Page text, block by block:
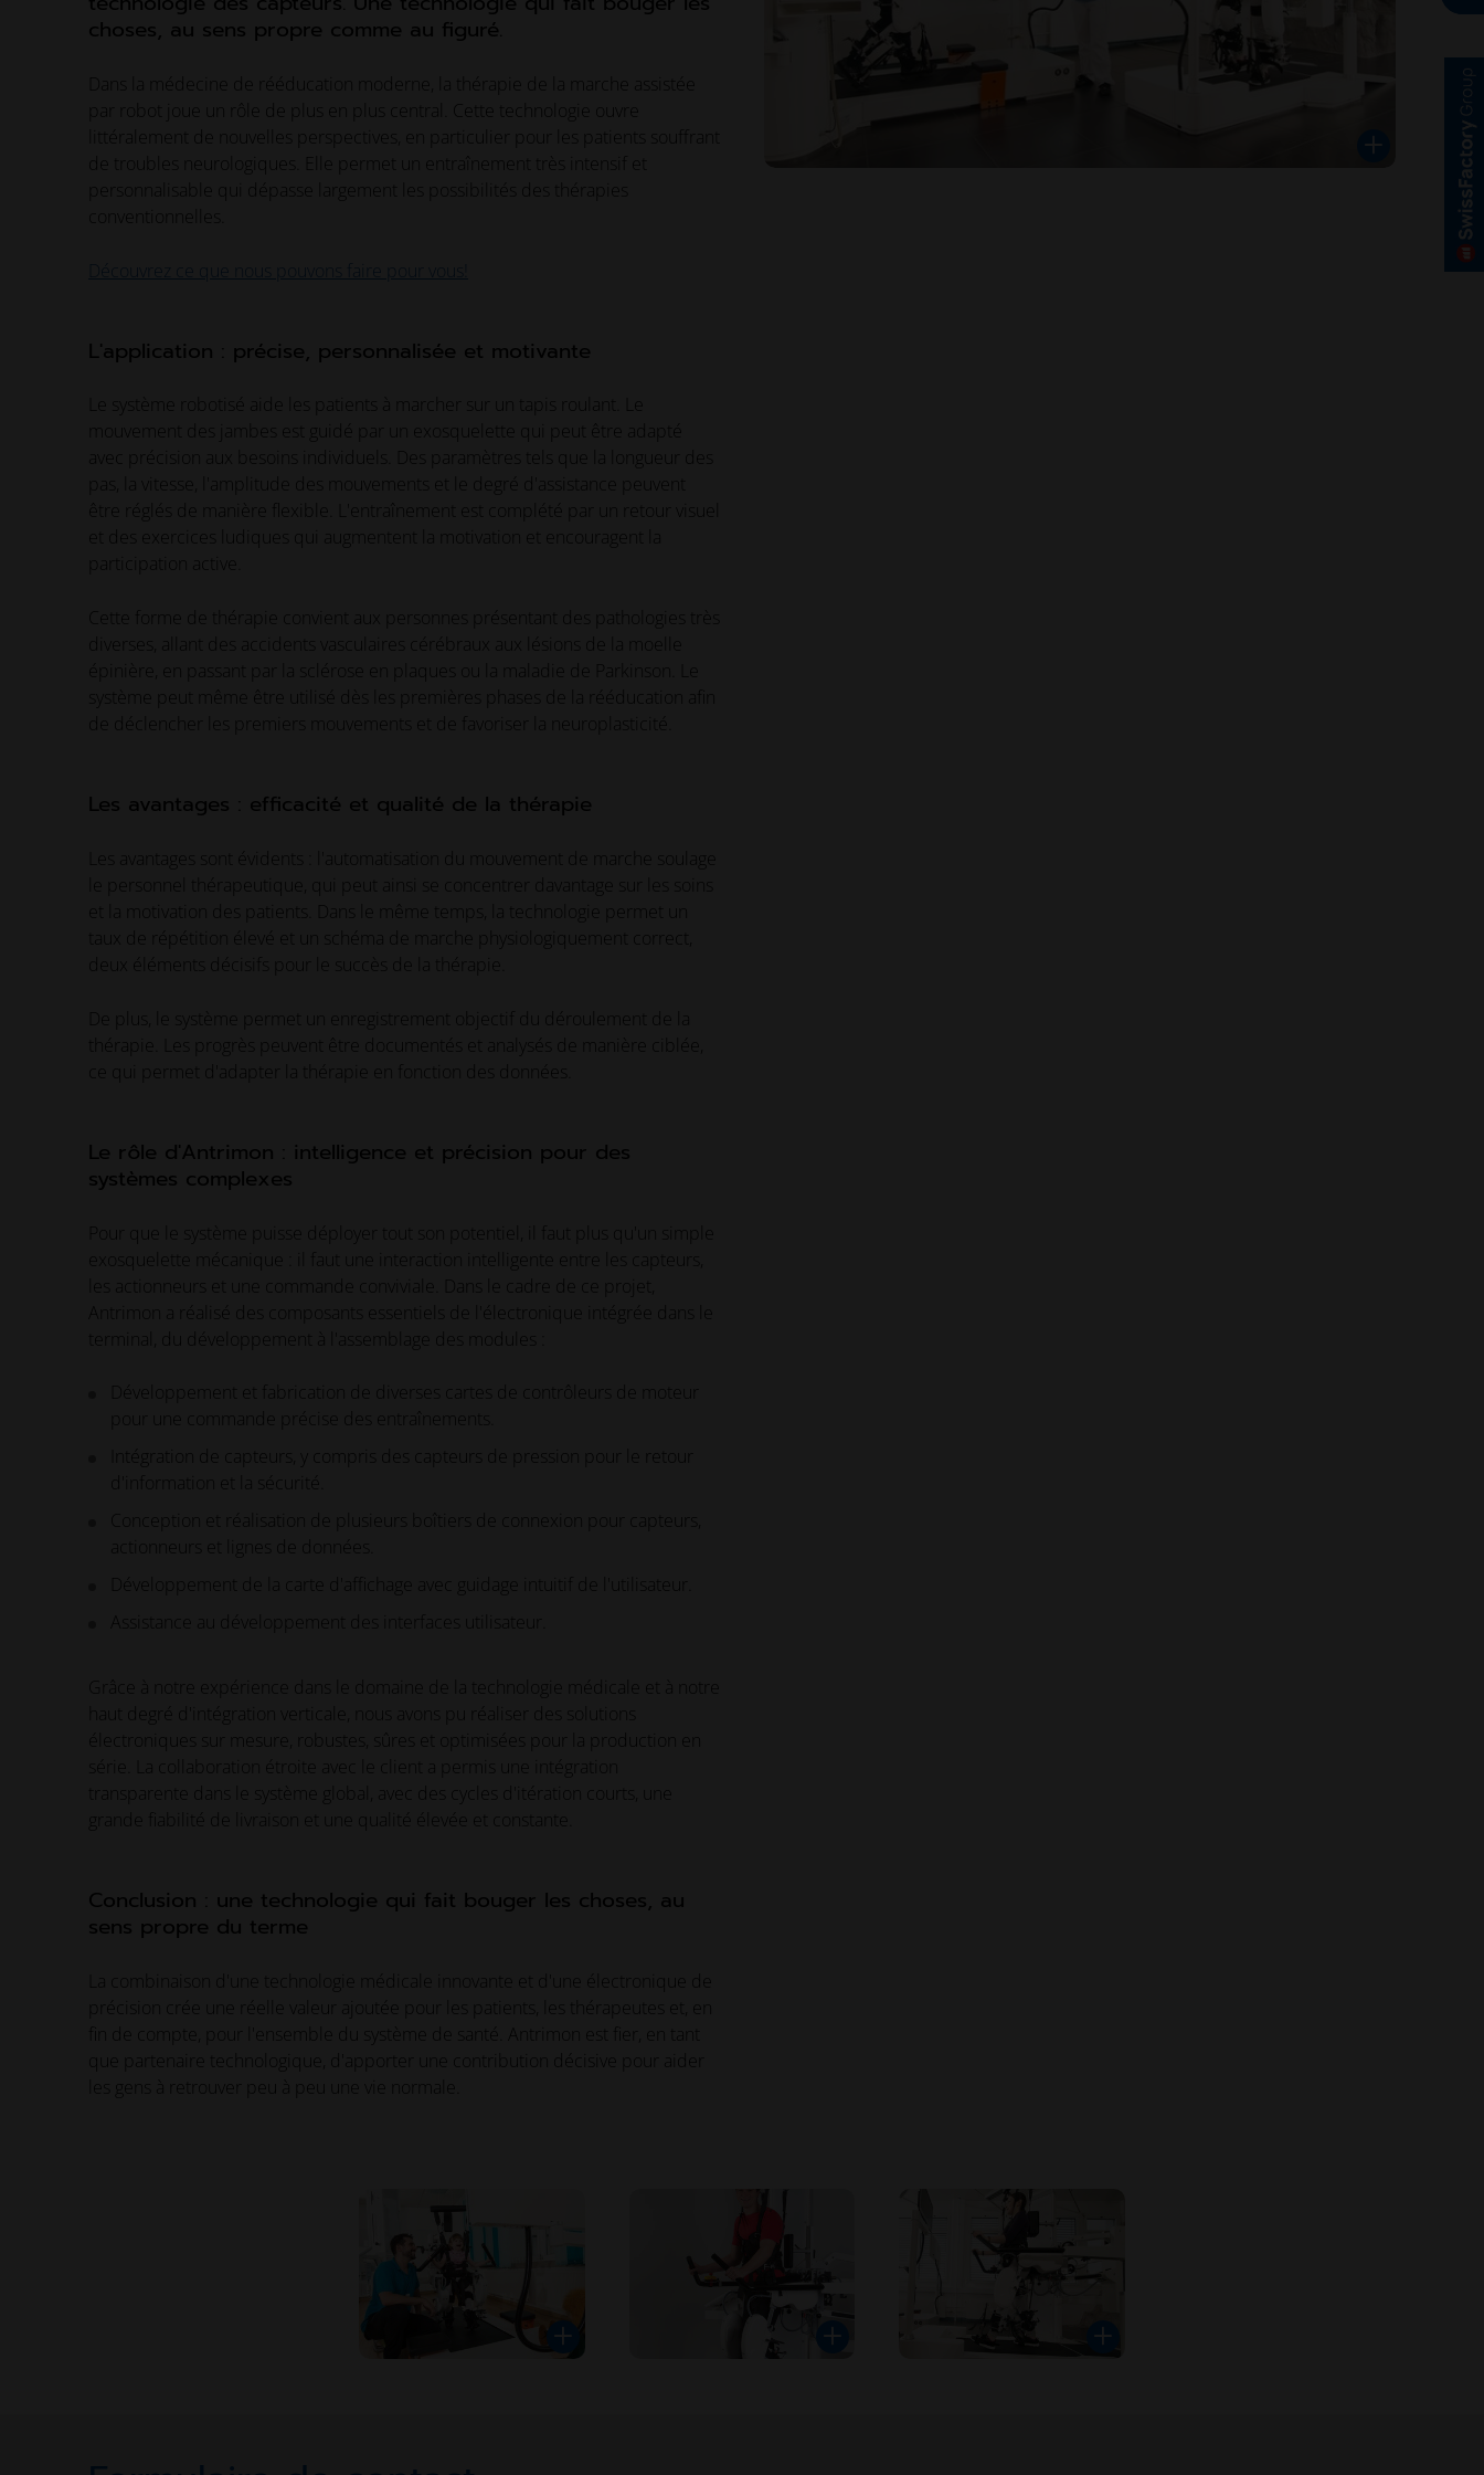
choses, au sens propre comme au figuré.
Dans la médecine de rééducation moderne, la thérapie de la marche assistée
par robot joue un rôle de plus en plus central. Cette technologie ouvre
littéralement de nouvelles perspectives, en particulier pour les patients souffrant
de troubles neurologiques. Elle permet un entraînement très intensif et
personnalisable qui dépasse largement les possibilités des thérapies
conventionnelles.
Découvrez ce que nous pouvons faire pour vous!
L'application : précise, personnalisée et motivante
Le système robotisé aide les patients à marcher sur un tapis roulant. Le
mouvement des jambes est guidé par un exosquelette qui peut être adapté
avec précision aux besoins individuels. Des paramètres tels que la longueur des
pas, la vitesse, l'amplitude des mouvements et le degré d'assistance peuvent
être réglés de manière flexible. L'entraînement est complété par un retour visuel
et des exercices ludiques qui augmentent la motivation et encouragent la
participation active.
Cette forme de thérapie convient aux personnes présentant des pathologies très
diverses, allant des accidents vasculaires cérébraux aux lésions de la moelle
épinière, en passant par la sclérose en plaques ou la maladie de Parkinson. Le
système peut même être utilisé dès les premières phases de la rééducation afin
de déclencher les premiers mouvements et de favoriser la neuroplasticité.
Les avantages : efficacité et qualité de la thérapie
Les avantages sont évidents : l'automatisation du mouvement de marche soulage
le personnel thérapeutique, qui peut ainsi se concentrer davantage sur les soins
et la motivation des patients. Dans le même temps, la technologie permet un
taux de répétition élevé et un schéma de marche physiologiquement correct,
deux éléments décisifs pour le succès de la thérapie.
De plus, le système permet un enregistrement objectif du déroulement de la
thérapie. Les progrès peuvent être documentés et analysés de manière ciblée,
ce qui permet d'adapter la thérapie en fonction des données.
Le rôle d'Antrimon : intelligence et précision pour des
systèmes complexes
Pour que le système puisse déployer tout son potentiel, il faut plus qu'un simple
exosquelette mécanique : il faut une interaction intelligente entre les capteurs,
les actionneurs et une commande conviviale. Dans le cadre de ce projet,
Antrimon a réalisé des composants essentiels de l'électronique intégrée dans le
terminal, du développement à l'assemblage des modules :
Développement et fabrication de diverses cartes de contrôleurs de moteur
pour une commande précise des entraînements.
Intégration de capteurs, y compris des capteurs de pression pour le retour
d'information et la sécurité.
Conception et réalisation de plusieurs boîtiers de connexion pour capteurs,
actionneurs et lignes de données.
Développement de la carte d'affichage avec guidage intuitif de l'utilisateur.
Assistance au développement des interfaces utilisateur.
Grâce à notre expérience dans le domaine de la technologie médicale et à notre
haut degré d'intégration verticale, nous avons pu réaliser des solutions
électroniques sur mesure, robustes, sûres et optimisées pour la production en
série. La collaboration étroite avec le client a permis une intégration
transparente dans le système global, avec des cycles d'itération courts, une
grande fiabilité de livraison et une qualité élevée et constante.
Conclusion : une technologie qui fait bouger les choses, au
sens propre du terme
La combinaison d'une technologie médicale innovante et d'une électronique de
précision crée une réelle valeur ajoutée pour les patients, les thérapeutes et, en
fin de compte, pour l'ensemble du système de santé. Antrimon est fier, en tant
que partenaire technologique, d'apporter une contribution décisive pour aider
les gens à retrouver peu à peu une vie normale.